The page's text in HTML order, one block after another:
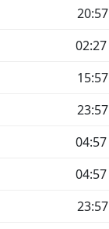
20:57
02:27
15:57
23:57
04:57
04:57
23:57